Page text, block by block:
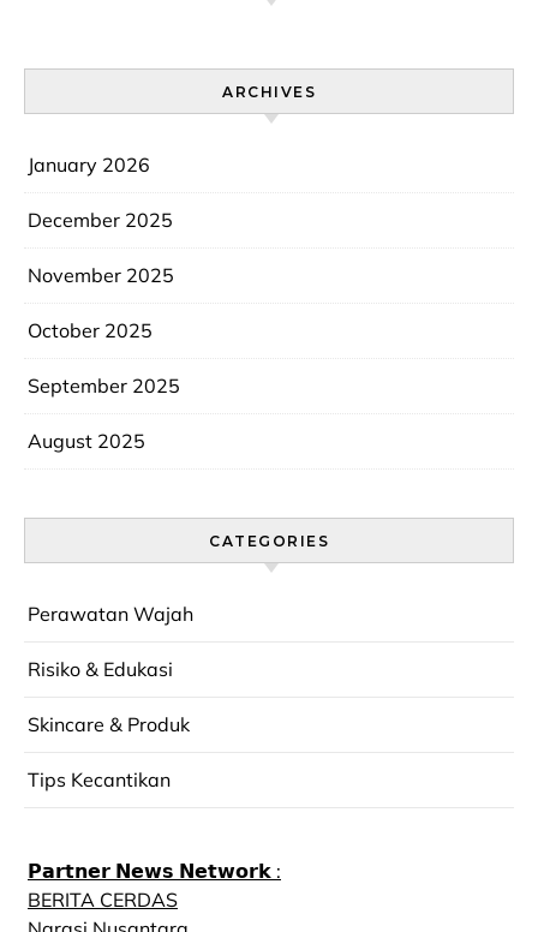
ARCHIVES
January 2026
December 2025
November 2025
October 2025
September 2025
August 2025
CATEGORIES
Perawatan Wajah
Risiko & Edukasi
Skincare & Produk
Tips Kecantikan
𝗣𝗮𝗿𝘁𝗻𝗲𝗿 𝗡𝗲𝘄𝘀 𝗡𝗲𝘁𝘄𝗼𝗿𝗸 :
BERITA CERDAS